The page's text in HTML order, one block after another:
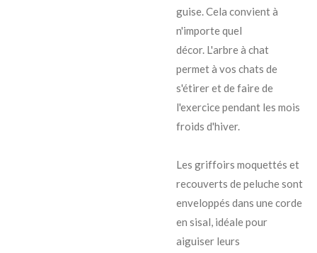
guise.Cela convient à
n'importe quel
décor. L'arbre à chat
permet à vos chats de
s'étirer et de faire de
l'exercice pendant les mois
froids d'hiver.
Les griffoirs moquettés et
recouverts de peluche sont
enveloppés dans une corde
en sisal, idéale pour
aiguiser leurs